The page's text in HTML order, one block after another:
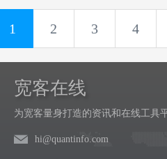
1 2 3 4
宽客在线
为宽客量身打造的资讯和在线工具
hi@quantinfo.com